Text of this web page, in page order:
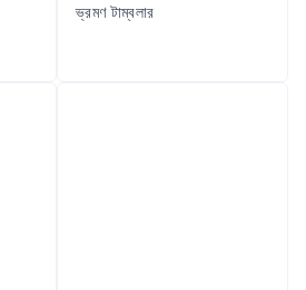
ভ্রমণ টাম্বলার